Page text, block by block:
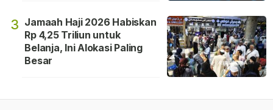
3 Jamaah Haji 2026 Habiskan
Rp 4,25 Triliun untuk
Belanja, Ini Alokasi Paling
Besar